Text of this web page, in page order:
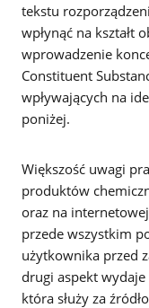
tekstu
wpłynąć na kształt
wprowadzenie
Constituent
wpływających na
poniżej.
Większość uwagi
produktów
oraz na
przede wszystkim
użytkownika przed
drugi aspekt
która służy za